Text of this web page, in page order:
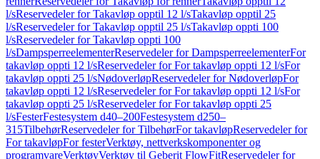
l/sReservedeler for Takavløp opptil 12 l/sTakavløp opptil 25
l/sReservedeler for Takavløp opptil 25 l/sTakavløp oppti 100
l/sReservedeler for Takavløp oppti 100
l/sDampsperreelementerReservedeler for DampsperreelementerFor
takavløp oppti 12 l/sReservedeler for For takavløp oppti 12 l/sFor
takavløp oppti 25 l/sNødoverløpReservedeler for NødoverløpFor
takavløp oppti 12 l/sReservedeler for For takavløp oppti 12 l/sFor
takavløp oppti 25 l/sReservedeler for For takavløp oppti 25
l/sFesterFestesystem d40–200Festesystem d250–
315TilbehørReservedeler for TilbehørFor takavløpReservedeler for
For takavløpFor festerVerktøy, nettverkskomponenter og
programvareVerktøyVerktøy til Geberit FlowFitReservedeler for